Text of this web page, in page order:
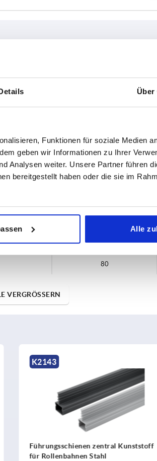
Über
Funktionen für soziale Medien
geben wir Informationen zu Ihrer
Analysen weiter. Unsere Partner führen
bereitgestellt haben oder die sie im
Alle
4-20 Tage
65,5
80
VERGRÖSSERN
Rollen mit Kugellager